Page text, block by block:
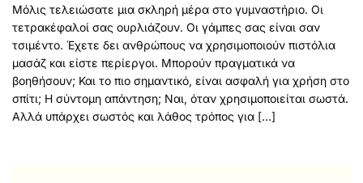
Μόλις τελειώσατε μια σκληρή μέρα στο γυμναστήριο. Οι
τετρακέφαλοί σας ουρλιάζουν. Οι γάμπες σας είναι σαν
τσιμέντο. Έχετε δει ανθρώπους να χρησιμοποιούν πιστόλια
μασάζ και είστε περίεργοι. Μπορούν πραγματικά να
βοηθήσουν; Και το πιο σημαντικό, είναι ασφαλή για χρήση στο
σπίτι; Η σύντομη απάντηση; Ναι, όταν χρησιμοποιείται σωστά.
Αλλά υπάρχει σωστός και λάθος τρόπος για […]